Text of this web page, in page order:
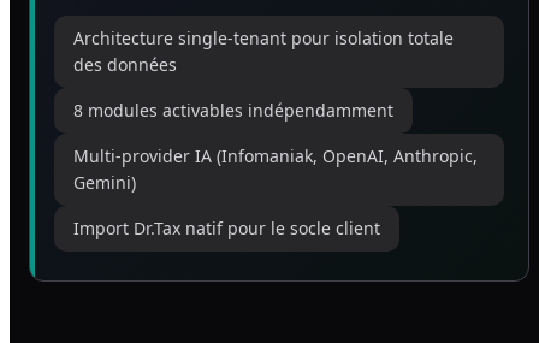
Architecture single-tenant pour isolation totale
des données
8 modules activables indépendamment
Multi-provider IA (Infomaniak, OpenAI, Anthropic,
Gemini)
Import Dr.Tax natif pour le socle client